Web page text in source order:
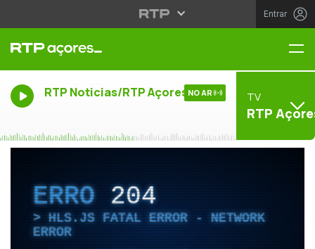
Entrar
RTP Noticias/RTP Açores NO AR TV
RTP
ERRO204
HLS.JS FATAL ERROR - NETWORK
ERROR